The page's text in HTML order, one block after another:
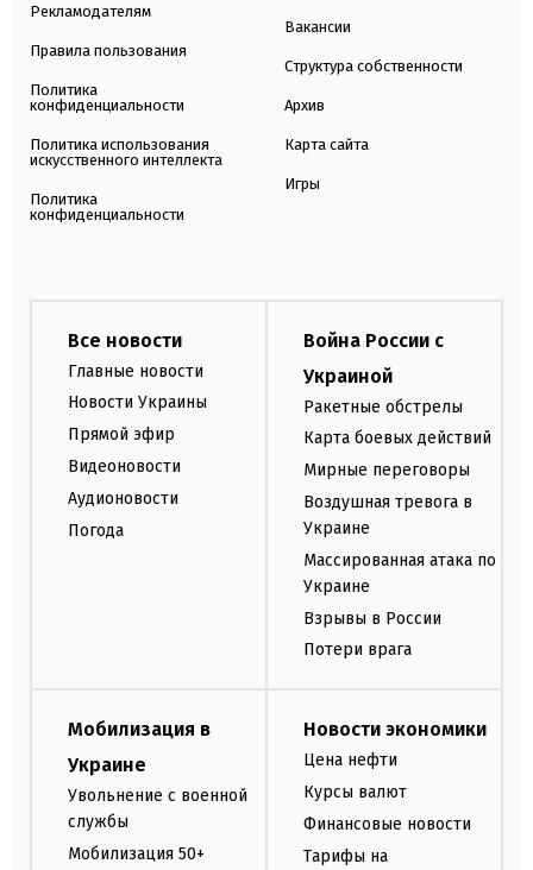
Рекламодателям
Правила пользования
Политика
конфиденциальности
Политика использования
искусственного интеллекта
Политика
конфиденциальности
Вакансии
Структура собственности
Архив
Карта сайта
Игры
Все новости
Главные новости
Новости Украины
Прямой эфир
Видеоновости
Аудионовости
Погода
Война России с
Украиной
Ракетные обстрелы
Карта боевых действий
Мирные переговоры
Воздушная тревога в
Украине
Массированная атака по
Украине
Взрывы в России
Потери врага
Мобилизация в
Украине
Увольнение с военной
службы
Мобилизация 50+
Новости экономики
Цена нефти
Курсы валют
Финансовые новости
Тарифы на